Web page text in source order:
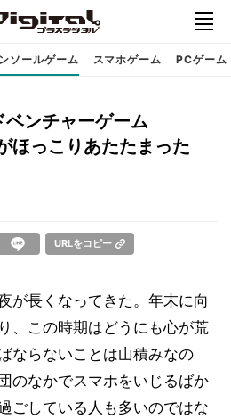
ソールゲーム スマホゲーム PCゲーム
ンチャーゲーム
ほっこりあたたまった
URLをコピー
が長くなってきた。年末に向
、この時期はどうにも心が荒
ならないことは山積みなの
のなかでスマホをいじるばか
ごしている人も多いのではな